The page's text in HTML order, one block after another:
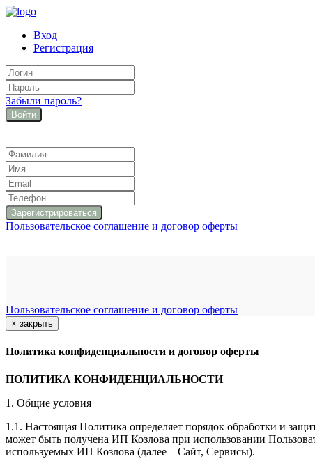
Вход
Регистрация
Забыли пароль?
Войти
Пользовательское соглашение и договор оферты
Пользовательское соглашение и договор оферты
× закрыть
Политика конфиденциальности и договор оферты
ПОЛИТИКА КОНФИДЕНЦИАЛЬНОСТИ
1. Общие условия
1.1. Настоящая Политика определяет порядок обработки и
может быть получена ИП Козлова при использовании
используемых ИП Козлова (далее – Сайт, Сервисы).